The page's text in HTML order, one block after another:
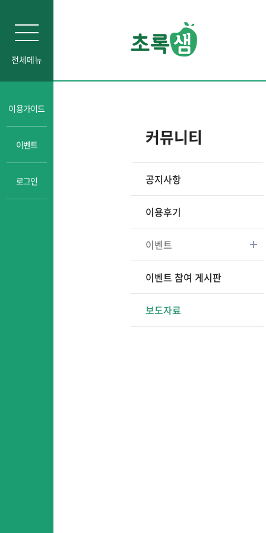
커뮤니티
공지사항
이용후기
이벤트
이벤트 참여 게시판
보도자료
전체메뉴
이용가이드
이벤트
로그인
자기주도학습
성교육
일타강사강의